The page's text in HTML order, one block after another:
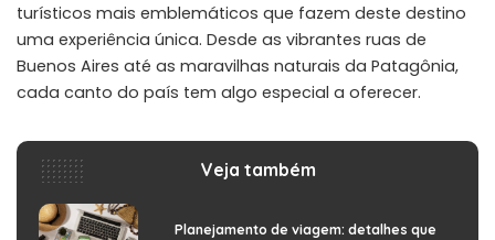
turísticos mais emblemáticos que fazem deste destino
uma experiência única. Desde as vibrantes ruas de
Buenos Aires até as maravilhas naturais da Patagônia,
cada canto do país tem algo especial a oferecer.
Veja também
Planejamento de viagem: detalhes que